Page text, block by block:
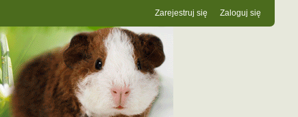
Zaloguj się
Zarejestruj się